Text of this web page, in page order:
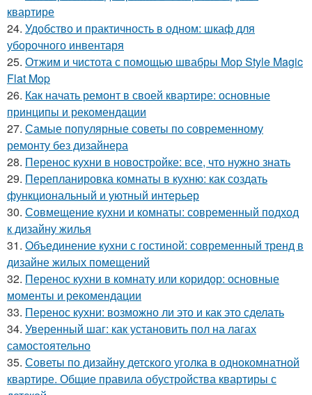
квартире
24. Удобство и практичность в одном: шкаф для
уборочного инвентаря
25. Отжим и чистота с помощью швабры Mop Style Magic
Flat Mop
26. Как начать ремонт в своей квартире: основные
принципы и рекомендации
27. Самые популярные советы по современному
ремонту без дизайнера
28. Перенос кухни в новостройке: все, что нужно знать
29. Перепланировка комнаты в кухню: как создать
функциональный и уютный интерьер
30. Совмещение кухни и комнаты: современный подход
к дизайну жилья
31. Объединение кухни с гостиной: современный тренд в
дизайне жилых помещений
32. Перенос кухни в комнату или коридор: основные
моменты и рекомендации
33. Перенос кухни: возможно ли это и как это сделать
34. Уверенный шаг: как установить пол на лагах
самостоятельно
35. Советы по дизайну детского уголка в однокомнатной
квартире. Общие правила обустройства квартиры с